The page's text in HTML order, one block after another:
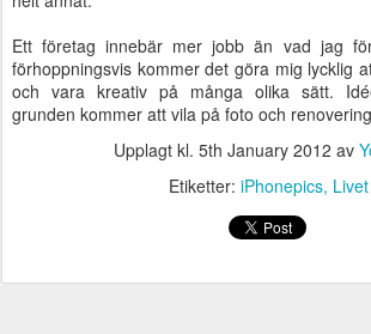
Ett företag innebär mer jobb än vad jag
förhoppningsvis kommer det göra mig lycklig
och vara kreativ på många olika sätt.
grunden kommer att vila på foto och
Upplagt kl. 5th January 2012 av
Etiketter: iPhonepics Livet